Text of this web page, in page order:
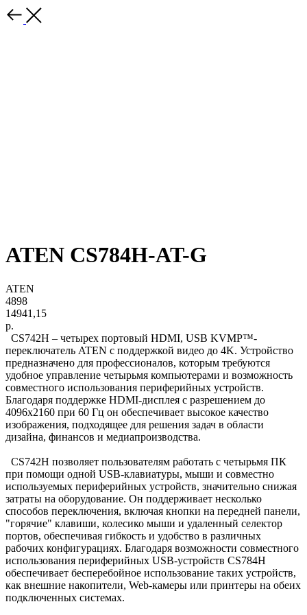
ATEN CS784H-AT-G
ATEN
4898
14941,15
р.
CS742H – четырех портовый HDMI, USB KVMP™-
переключатель ATEN с поддержкой видео до 4K. Устройство
предназначено для профессионалов, которым требуются
удобное управление четырьмя компьютерами и возможность
совместного использования периферийных устройств.
Благодаря поддержке HDMI-дисплея с разрешением до
4096x2160 при 60 Гц он обеспечивает высокое качество
изображения, подходящее для решения задач в области
дизайна, финансов и медиапроизводства.
CS742H позволяет пользователям работать с четырьмя ПК
при помощи одной USB-клавиатуры, мыши и совместно
используемых периферийных устройств, значительно снижая
затраты на оборудование. Он поддерживает несколько
способов переключения, включая кнопки на передней панели,
"горячие" клавиши, колесико мыши и удаленный селектор
портов, обеспечивая гибкость и удобство в различных
рабочих конфигурациях. Благодаря возможности совместного
использования периферийных USB-устройств CS784H
обеспечивает бесперебойное использование таких устройств,
как внешние накопители, Web-камеры или принтеры на обеих
подключенных системах.